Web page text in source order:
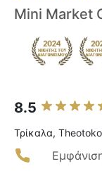
Mini Market
8.5
Τρίκαλα,